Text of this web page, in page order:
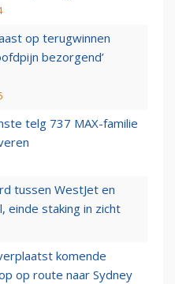
op terugwinnen
bezorgend’
telg 737 MAX-familie
tussen WestJet en
einde staking in zicht
komende
op route naar Sydney